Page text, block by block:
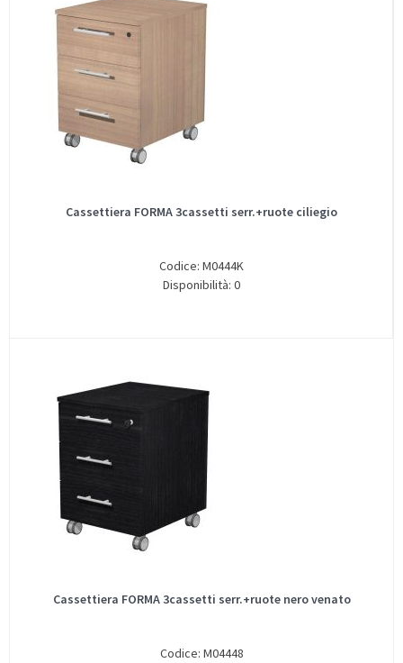
Cassettiera FORMA 3cassetti serr.+ruote ciliegio
Codice: M0444K
Disponibilità: 0
Cassettiera FORMA 3cassetti serr.+ruote nero venato
Codice: M04448